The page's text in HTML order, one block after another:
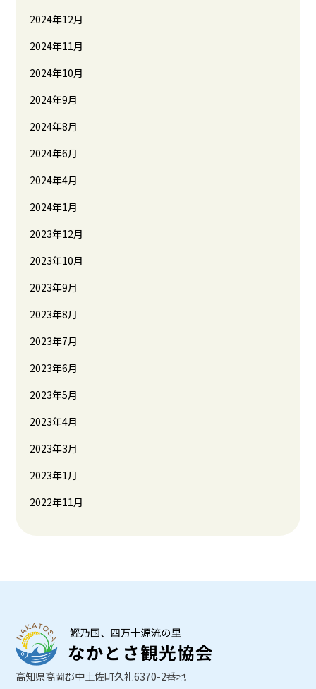
2024年12月
2024年11月
2024年10月
2024年9月
2024年8月
2024年6月
2024年4月
2024年1月
2023年12月
2023年10月
2023年9月
2023年8月
2023年7月
2023年6月
2023年5月
2023年4月
2023年3月
2023年1月
2022年11月
高知県高岡郡中土佐町久礼6370-2番地